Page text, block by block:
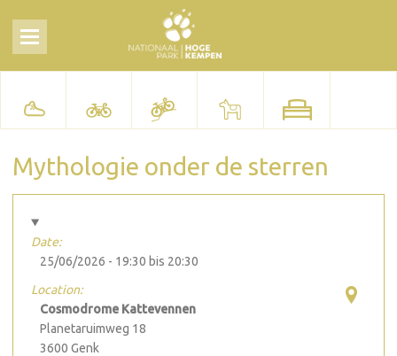
Mythologie onder de sterren
Date:
25/06/2026 - 19:30 bis 20:30
Location:
Cosmodrome Kattevennen
Planetaruimweg 18
3600 Genk